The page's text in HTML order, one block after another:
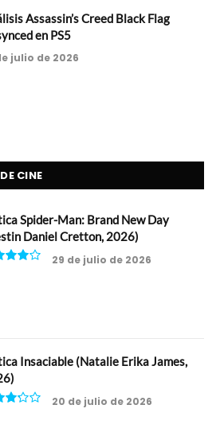
Assassin’s Creed Black Flag
en PS5
julio de 2026
CINE
Spider-Man: Brand New Day
Daniel Cretton, 2026)
29 de julio de 2026
Insaciable (Natalie Erika James,
20 de julio de 2026